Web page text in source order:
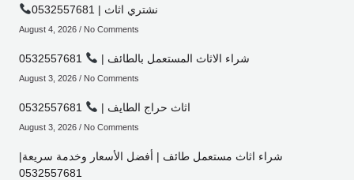
0532557681 | نشتري اثاث
August 4, 2026 No Comments
شراء الاثاث المستعمل بالطائف |
August 3, 2026 No Comments
اثاث حراج الطايف |
August 3, 2026 No Comments
شراء اثاث مستعمل طائف | أفضل الأسعار وخدمة سريعة|
0532557681